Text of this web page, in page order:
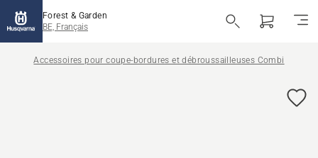
Forest & Garden
BE, Français
Accessoires pour coupe-bordures et débroussailleuses Combi